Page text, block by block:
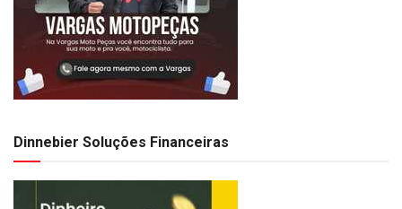
Dinnebier Soluções Financeiras